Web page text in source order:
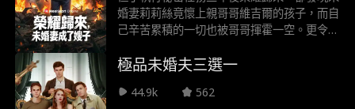
婚妻莉莉絲竟懷上親哥哥維吉爾的孩子，而自
己辛苦累積的一切也被哥哥揮霍一空。更令人
親背叛的但丁，決定不再忍耐，在哥哥的婚禮
極品未婚夫三選一
44.9k
562